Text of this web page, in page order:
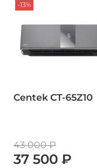
-13%
Centek CT-65Z10
43 000 ₽
37 500 ₽